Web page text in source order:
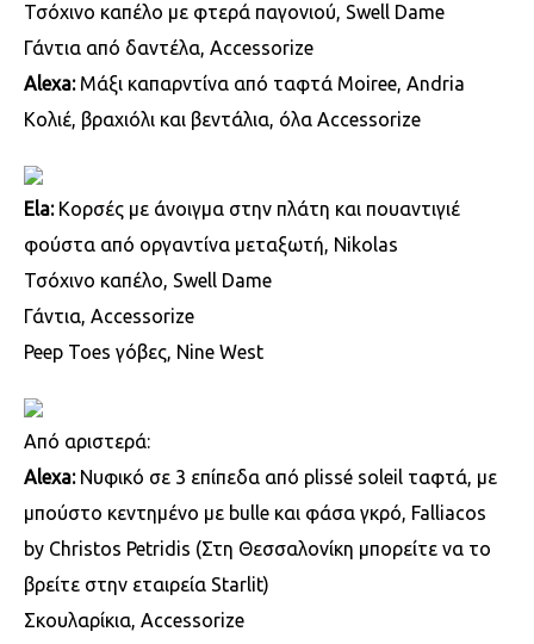
Τσόχινο καπέλο με φτερά παγονιού, Swell Dame
Γάντια από δαντέλα, Accessorize
Alexa:Μάξι καπαρντίνα από ταφτά Moiree, Andria
Κολιέ, βραχιόλι και βεντάλια, όλα Accessorize
Ela:Κορσές με άνοιγμα στην πλάτη και πουαντιγιέ
φούστα από οργαντίνα μεταξωτή, Nikolas
Τσόχινο καπέλο, Swell Dame
Γάντια, Accessorize
Peep Toes γόβες, Nine West
Aπό αριστερά:
Alexa:Νυφικό σε 3 επίπεδα από plissé soleil ταφτά, με
μπούστο κεντημένο με bulle και φάσα γκρό, Falliacos
by Christos Petridis (Στη Θεσσαλονίκη μπορείτε να το
βρείτε στην εταιρεία Starlit)
Σκουλαρίκια, Accessorize